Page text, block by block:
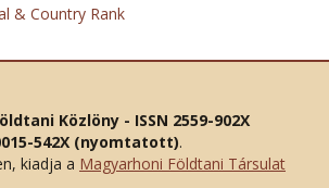
Közlöny - ISSN 2559-902X
542X (nyomtatott).
kiadja a Magyarhoni Földtani Társulat